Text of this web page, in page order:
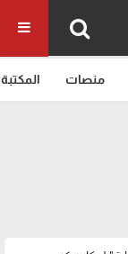
منصات المكتبة